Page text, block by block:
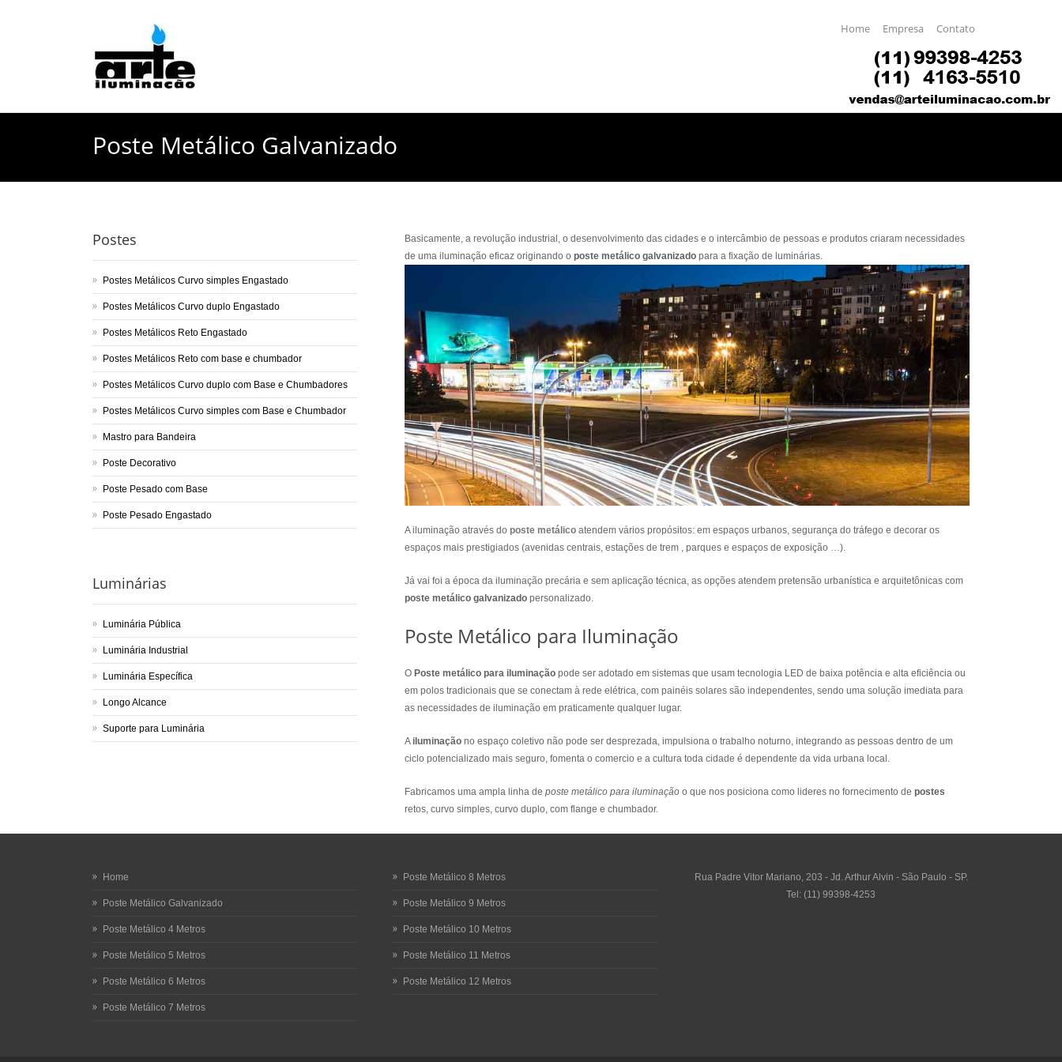
Home Empresa Contato
Poste Metálico Galvanizado
Basicamente, a revolução industrial, o desenvolvimento das cidades e o intercâmbio de pessoas e produtos criaram necessidades
de uma iluminação eficaz originando o poste metálico galvanizado para a fixação de luminárias.
A iluminação através do poste metálico atendem vários propósitos: em espaços urbanos, segurança do tráfego e decorar os
espaços mais prestigiados (avenidas centrais, estações de trem , parques e espaços de exposição …).
Já vai foi a época da iluminação precária e sem aplicação técnica, as opções atendem pretensão urbanística e arquitetônicas com
poste metálico galvanizado personalizado.
Poste Metálico para Iluminação
O Poste metálico para iluminação pode ser adotado em sistemas que usam tecnologia LED de baixa potência e alta eficiência ou
em polos tradicionais que se conectam à rede elétrica, com painéis solares são independentes, sendo uma solução imediata para
as necessidades de iluminação em praticamente qualquer lugar.
A iluminação no espaço coletivo não pode ser desprezada, impulsiona o trabalho noturno, integrando as pessoas dentro de um
ciclo potencializado mais seguro, fomenta o comercio e a cultura toda cidade é dependente da vida urbana local.
Fabricamos uma ampla linha de poste metálico para iluminação o que nos posiciona como lideres no fornecimento de postes
retos, curvo simples, curvo duplo, com flange e chumbador.
Postes
Postes Metálicos Curvo simples Engastado
Postes Metálicos Curvo duplo Engastado
Postes Metálicos Reto Engastado
Postes Metálicos Reto com base e chumbador
Postes Metálicos Curvo duplo com Base e Chumbadores
Postes Metálicos Curvo simples com Base e Chumbador
Mastro para Bandeira
Poste Decorativo
Poste Pesado com Base
Poste Pesado Engastado
Luminárias
Luminária Pública
Luminária Industrial
Luminária Específica
Longo Alcance
Suporte para Luminária
Home
Poste Metálico Galvanizado
Poste Metálico 4 Metros
Poste Metálico 5 Metros
Poste Metálico 6 Metros
Poste Metálico 7 Metros
Poste Metálico 8 Metros
Poste Metálico 9 Metros
Poste Metálico 10 Metros
Poste Metálico 11 Metros
Poste Metálico 12 Metros
Rua Padre Vitor Mariano, 203 - Jd. Arthur Alvin - São Paulo - SP.
Tel: (11) 99398-4253